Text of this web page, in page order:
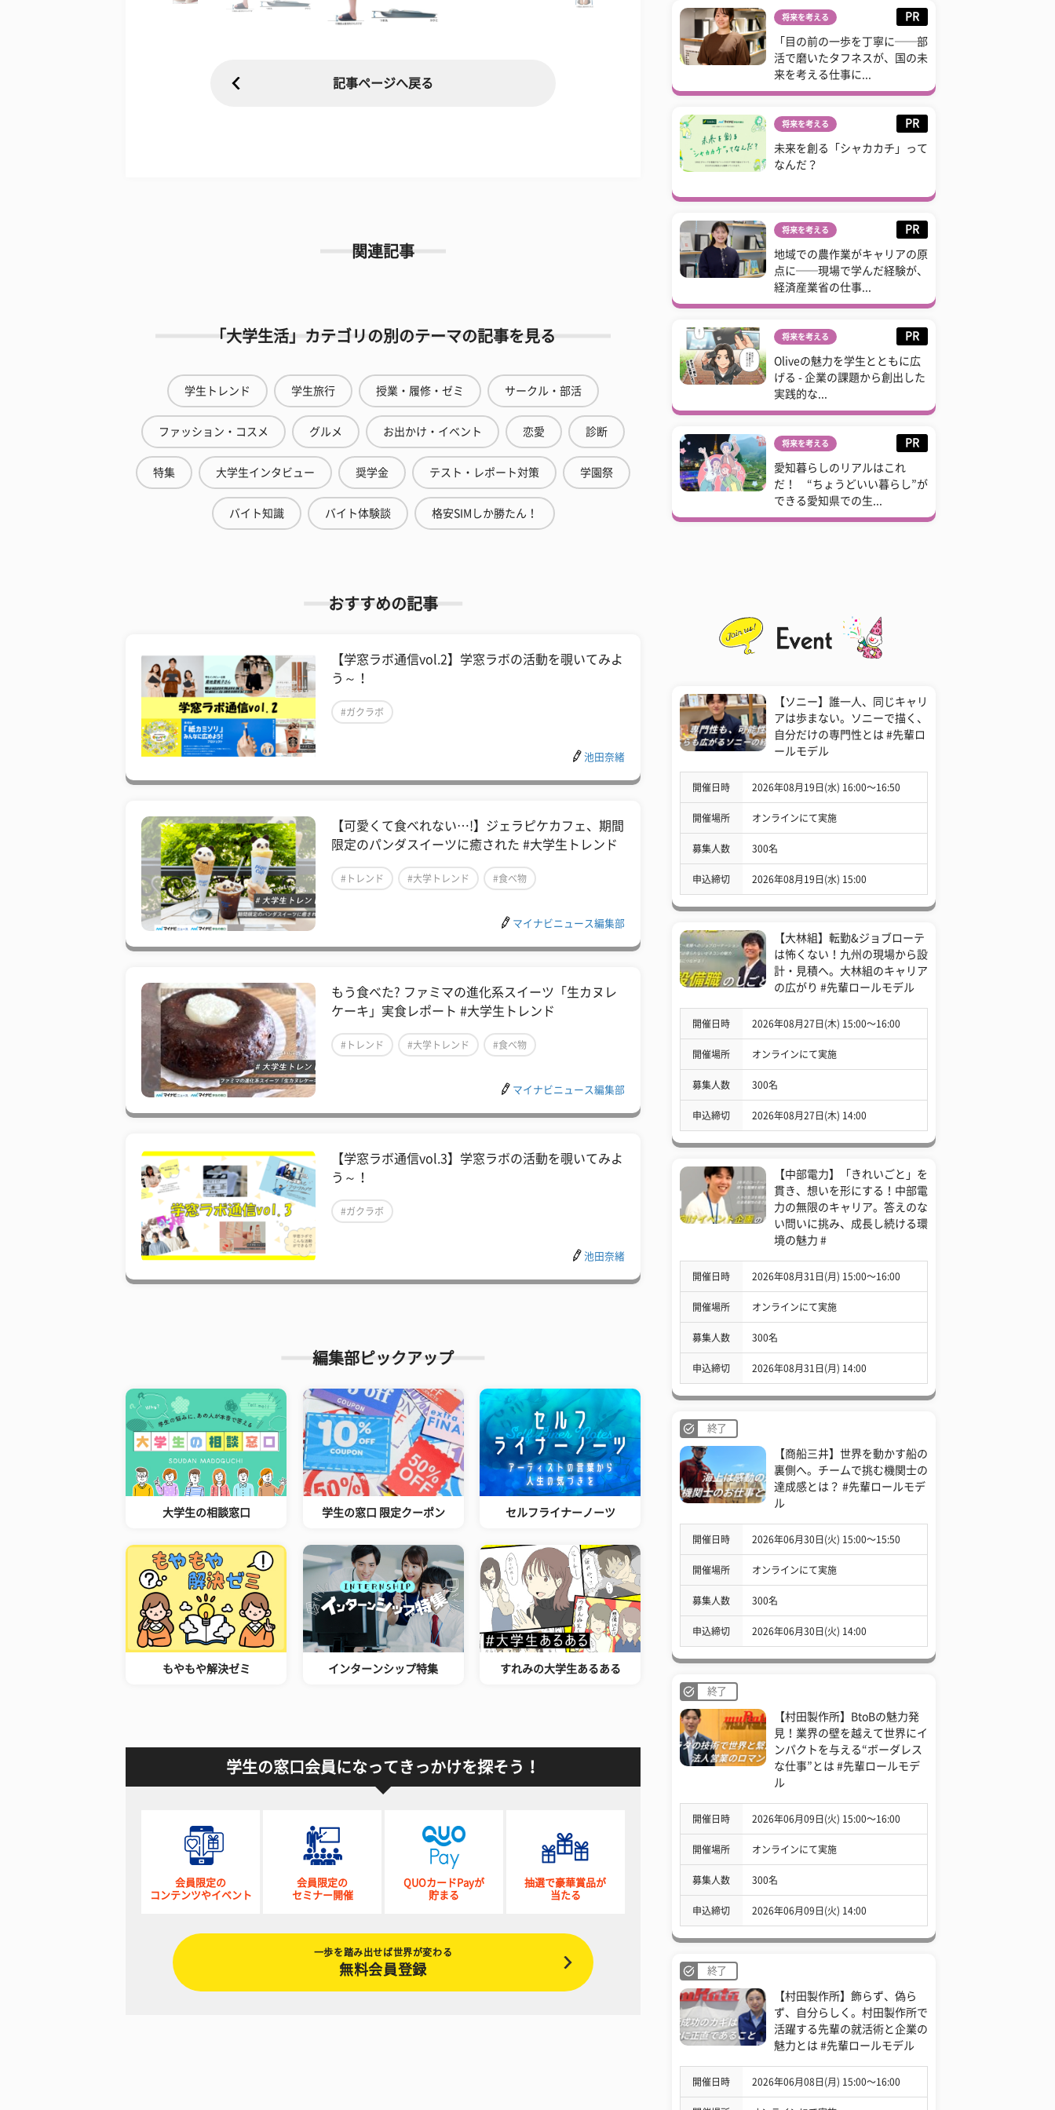
記事ページへ戻る
関連記事
「大学生活」カテゴリの別のテーマの記事を見る
学生トレンド 学生旅行 授業・履修・ゼミ サークル・部活
ファッション・コスメ グルメ お出かけ・イベント 恋愛 診断
特集 大学生インタビュー 奨学金 テスト・レポート対策 学園祭
バイト知識 バイト体験談 格安SIMしか勝たん！
おすすめの記事
【学窓ラボ通信vol.2】学窓ラボの活動を覗いてみよ
う～！
#ガクラボ
池田奈緒
【可愛くて食べれない…!】ジェラピケカフェ、期間
限定のパンダスイーツに癒された #大学生トレンド
#トレンド #大学トレンド #食べ物
マイナビニュース編集部
もう食べた? ファミマの進化系スイーツ「生カヌレ
ケーキ」実食レポート #大学生トレンド
#トレンド #大学トレンド #食べ物
マイナビニュース編集部
【学窓ラボ通信vol.3】学窓ラボの活動を覗いてみよ
う～！
#ガクラボ
池田奈緒
編集部ピックアップ
大学生の相談窓口 学生の窓口 限定クーポン セルフライナーノーツ
もやもや解決ゼミ インターンシップ特集 すれみの大学生あるある
学生の窓口会員になってきっかけを探そう！
会員限定の
コンテンツやイベント
会員限定の
セミナー開催
QUOカードPayが
貯まる
抽選で豪華賞品が
当たる
一歩を踏み出せば世界が変わる
無料会員登録
将来を考える PR
「目の前の一歩を丁寧に──部
活で磨いたタフネスが、国の未
来を考える仕事に...
将来を考える PR
未来を創る「シャカカチ」って
なんだ？
将来を考える PR
地域での農作業がキャリアの原
点に──現場で学んだ経験が、
経済産業省の仕事...
将来を考える PR
Oliveの魅力を学生とともに広
げる - 企業の課題から創出した
実践的な...
将来を考える PR
愛知暮らしのリアルはこれ
だ！ “ちょうどいい暮らし”が
できる愛知県での生...
【ソニー】誰一人、同じキャリ
アは歩まない。ソニーで描く、
自分だけの専門性とは #先輩ロ
ールモデル
開催日時 2026年08月19日(水) 16:00〜16:50
開催場所 オンラインにて実施
募集人数 300名
申込締切 2026年08月19日(水) 15:00
【大林組】転勤&ジョブローテ
は怖くない！九州の現場から設
計・見積へ。大林組のキャリア
の広がり #先輩ロールモデル
開催日時 2026年08月27日(木) 15:00〜16:00
開催場所 オンラインにて実施
募集人数 300名
申込締切 2026年08月27日(木) 14:00
【中部電力】「きれいごと」を
貫き、想いを形にする！中部電
力の無限のキャリア。答えのな
い問いに挑み、成長し続ける環
境の魅力 #
開催日時 2026年08月31日(月) 15:00〜16:00
開催場所 オンラインにて実施
募集人数 300名
申込締切 2026年08月31日(月) 14:00
終了
【商船三井】世界を動かす船の
裏側へ。チームで挑む機関士の
達成感とは？ #先輩ロールモデ
ル
開催日時 2026年06月30日(火) 15:00〜15:50
開催場所 オンラインにて実施
募集人数 300名
申込締切 2026年06月30日(火) 14:00
終了
【村田製作所】BtoBの魅力発
見！業界の壁を越えて世界にイ
ンパクトを与える“ボーダレス
な仕事”とは #先輩ロールモデ
ル
開催日時 2026年06月09日(火) 15:00〜16:00
開催場所 オンラインにて実施
募集人数 300名
申込締切 2026年06月09日(火) 14:00
終了
【村田製作所】飾らず、偽ら
ず、自分らしく。村田製作所で
活躍する先輩の就活術と企業の
魅力とは #先輩ロールモデル
開催日時 2026年06月08日(月) 15:00〜16:00